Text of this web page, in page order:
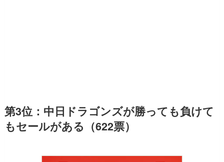
第3位：中日ドラゴンズが勝っても負けて
もセールがある（622票）